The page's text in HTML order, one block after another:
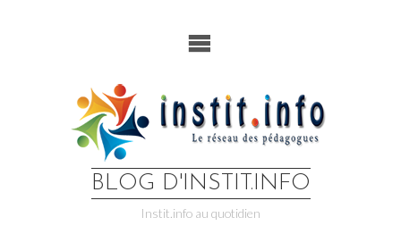
BLOG D'INSTIT.INFO
Instit.info au quotidien